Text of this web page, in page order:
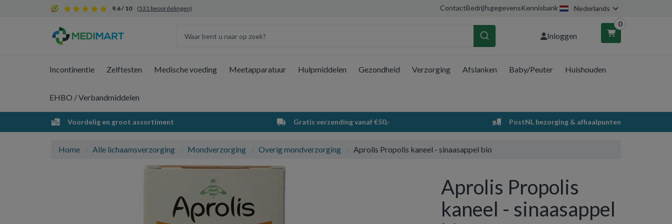
9.6 / 10 (531 beoordelingen) ContactBedrijfsgegevensKennisbank Nederlands
Inloggen
0
Winkelwagen
Uw winkelwagen is leeg.
Vul hem met producten.
Incontinentie Zelftesten Medische voeding Meetapparatuur Hulpmiddelen Gezondheid Verzorging Afslanken Baby/Peuter Huishouden
EHBO / Verbandmiddelen
Voordelig en groot assortiment Gratis verzending vanaf €50,- PostNL bezorging & afhaalpunten
Home Alle lichaamsverzorging Mondverzorging Overig mondverzorging Aprolis Propolis kaneel - sinaasappel bio
Aprolis Propolis
kaneel - sinaasappel